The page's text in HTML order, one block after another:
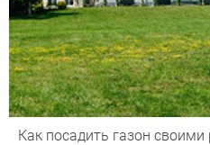
Как посадить газон